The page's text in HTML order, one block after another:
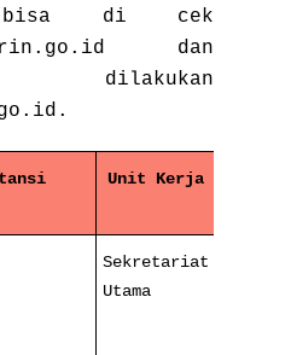
di cek
dan
dilakukan
Unit Kerja
Sekretariat
Utama